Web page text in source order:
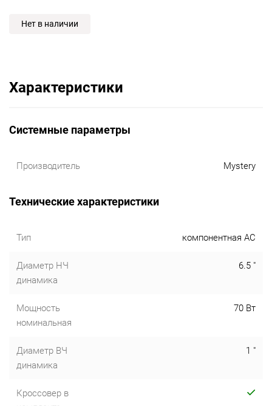
Нет в наличии
Характеристики
Системные параметры
Производитель Mystery
Технические характеристики
Тип компонентная АС
Диаметр НЧ
динамика
6.5 "
Мощность
номинальная
70 Вт
Диаметр ВЧ
динамика
1 "
Кроссовер в